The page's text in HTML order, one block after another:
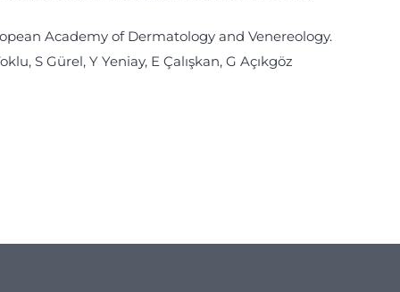
Academy of Dermatology and Venereology.
S Gürel, Y Yeniay, E Çalışkan, G Açıkgöz